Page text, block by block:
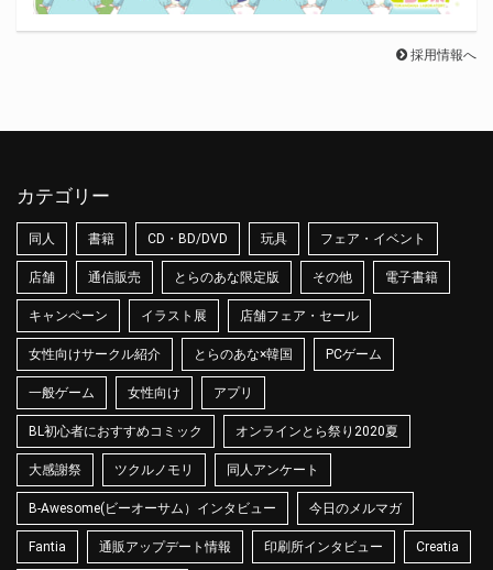
採用情報へ
カテゴリー
同人 書籍 CD・BD/DVD 玩具 フェア・イベント
店舗 通信販売 とらのあな限定版 その他 電子書籍
キャンペーン イラスト展 店舗フェア・セール
女性向けサークル紹介 とらのあな×韓国 PCゲーム
一般ゲーム 女性向け アプリ
BL初心者におすすめコミック オンラインとら祭り2020夏
大感謝祭 ツクルノモリ 同人アンケート
B-Awesome(ビーオーサム）インタビュー 今日のメルマガ
Fantia 通販アップデート情報 印刷所インタビュー Creatia